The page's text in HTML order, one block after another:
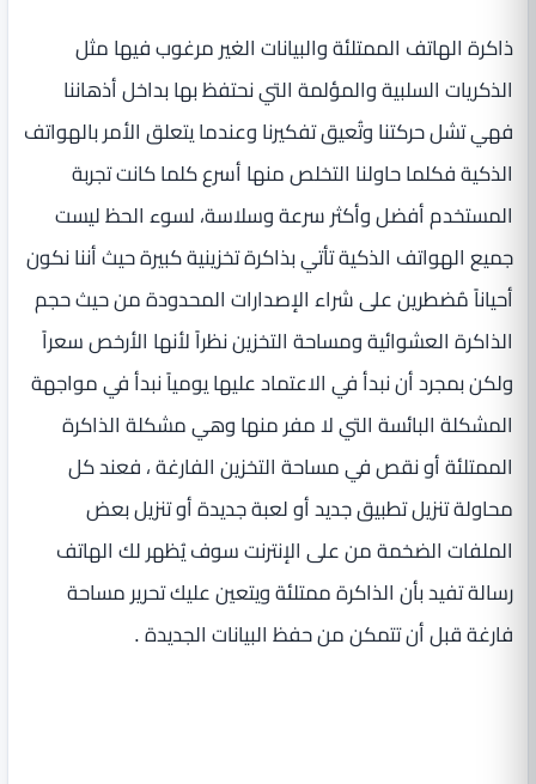
ذاكرة الهاتف الممتلئة والبيانات الغير مرغوب فيها مثل
الذكريات السلبية والمؤلمة التي نحتفظ بها بداخل أذهاننا
فهي تشل حركتنا وتُعيق تفكيرنا وعندما يتعلق الأمر بالهواتف
الذكية فكلما حاولنا التخلص منها أسرع كلما كانت تجربة
المستخدم أفضل وأكثر سرعة وسلاسة، لسوء الحظ ليست
جميع الهواتف الذكية تأتي بذاكرة تخزينية كبيرة حيث أننا نكون
أحياناً مُضطرين على شراء الإصدارات المحدودة من حيث حجم
الذاكرة العشوائية ومساحة التخزين نظراً لأنها الأرخص سعراً
ولكن بمجرد أن نبدأ في الاعتماد عليها يومياً نبدأ في مواجهة
المشكلة البائسة التي لا مفر منها وهي مشكلة الذاكرة
الممتلئة أو نقص في مساحة التخزين الفارغة ، فعند كل
محاولة تنزيل تطبيق جديد أو لعبة جديدة أو تنزيل بعض
الملفات الضخمة من على الإنترنت سوف يُظهر لك الهاتف
رسالة تفيد بأن الذاكرة ممتلئة ويتعين عليك تحرير مساحة
فارغة قبل أن تتمكن من حفظ البيانات الجديدة .